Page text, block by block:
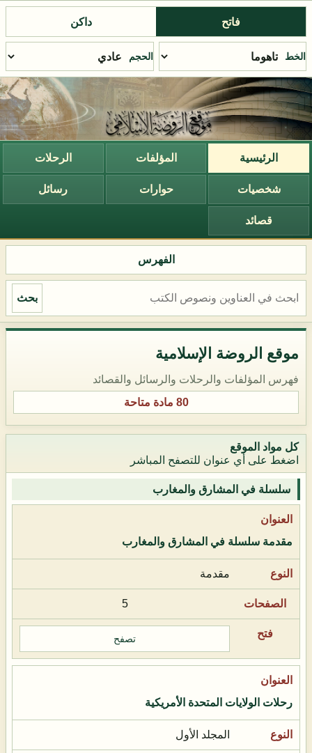
فاتح داكن
الخط الحجم
الرئيسية المؤلفات الرحلات
شخصيات حوارات رسائل
قصائد
الفهرس
بحث
موقع الروضة الإسلامية
فهرس المؤلفات والرحلات والرسائل والقصائد
80 مادة متاحة
كل مواد الموقع
اضغط على أي عنوان للتصفح المباشر
سلسلة في المشارق والمغارب
مقدمة سلسلة في المشارق والمغارب
مقدمة
5
تصفح
رحلات الولايات المتحدة الأمريكية
المجلد الأول